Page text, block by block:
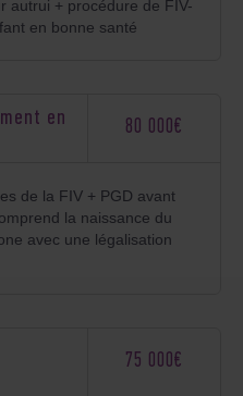
autrui + procédure de FIV-
en bonne santé
en
de la FIV + PGD avant
la naissance du
avec une légalisation
80 000€
75 000€